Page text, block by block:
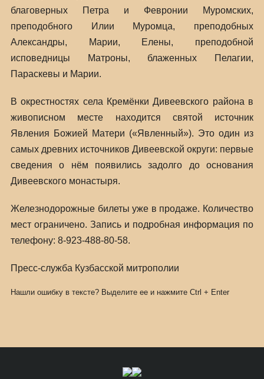
благоверных Петра и Февронии Муромских,
преподобного Илии Муромца, преподобных
Александры, Марии, Елены, преподобной
исповедницы Матроны, блаженных Пелагии,
Параскевы и Марии.
В окрестностях села Кремёнки Дивеевского района в
живописном месте находится святой источник
Явления Божией Матери («Явленный»). Это один из
самых древних источников Дивеевской округи: первые
сведения о нём появились задолго до основания
Дивеевского монастыря.
Железнодорожные билеты уже в продаже. Количество
мест ограничено. Запись и подробная информация по
телефону: 8-923-488-80-58.
Пресс-служба Кузбасской митрополии
Нашли ошибку в тексте? Выделите ее и нажмите Ctrl + Enter